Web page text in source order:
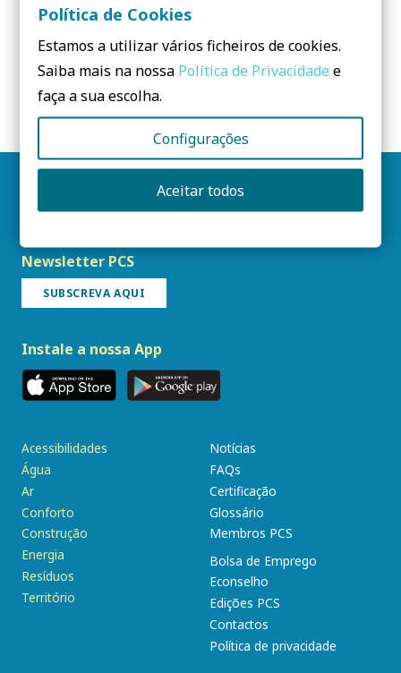
cores (isoladamente podem ser vermelhos, verdes ou
azuis) e um sistema de controle elétrico pode-se
obter qualquer composição de cor, o que permite
ampla e variada gama de aplicações possíveis em
arquitetura ou outras actividades.
Newsletter PCS
SUBSCREVA AQUI
Instale a nossa App
Acessibilidades
Água
Ar
Conforto
Construção
Energia
Resíduos
Território
Notícias
FAQs
Certificação
Glossário
Membros PCS
Bolsa de Emprego
Econselho
Edições PCS
Contactos
Política de privacidade
Política de Cookies
Estamos a utilizar vários ficheiros de cookies.
Saiba mais na nossa Política de Privacidade e
faça a sua escolha.
Configurações
Aceitar todos